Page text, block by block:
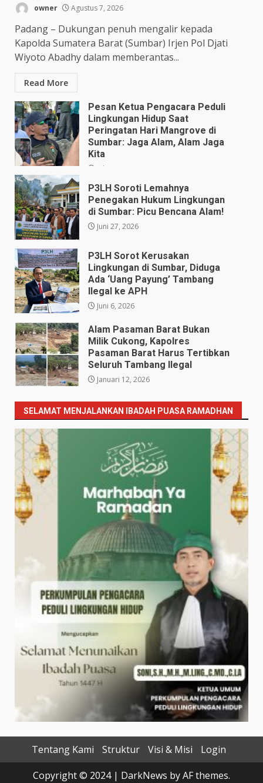
owner Agustus 7, 2026
Padang – Dukungan penuh mengalir kepada
Kapolda Sumatera Barat (Sumbar) Irjen Pol Djati
Wiyoto Abadhy dalam memberantas...
Read More
Pesan Ketua Pengacara Peduli
Lingkungan Hidup Saat
Peringatan Hari Mangrove di
Sumbar: Jaga Alam, Alam Jaga
Kita
Juli 28, 2026
P3LH Soroti Lemahnya
Penegakan Hukum Lingkungan
di Sumbar: Picu Bencana Alam!
Juni 27, 2026
P3LH Sorot Kerusakan
Lingkungan di Sumbar, Diduga
Ada ‘Uang Payung’ Tambang
Ilegal ke APH
Juni 6, 2026
Alam Pasaman Barat Bukan
Milik Cukong, Kapolres
Pasaman Barat Harus Tertibkan
Seluruh Tambang Ilegal
Januari 12, 2026
SELAMAT MENJALANKAN IBADAH PUASA RAMADHAN
Tentang Kami Struktur Visi & Misi
Login
Copyright © 2024 | DarkNews by AF themes.